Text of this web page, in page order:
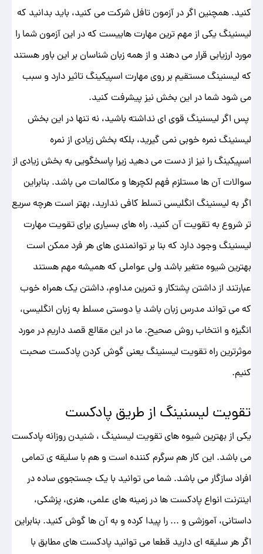
کنید. همچنین اگر در آزمون تافل شرکت می کنید، باید بدانید که
لیسنینگ یکی از مهم ترین مهارت هاییست که در این آزمون شما را
مورد ارزیابی قرار می دهند و از همه زبان شناسان بر این باور هستند
که لیسنینگ مستقیم بر روی مهارت اسپیکینگ تاثیر دارد و سبب
می شود شما در این بخش نیز پیشرفت کنید.
پس اگر لیسنینگ قوی ای نداشته باشید، نه تنها در این بخش
لیسنینگ نمره خوبی نمی گیرید، بلکه بخش زیادی از نمره
اسپیکینگ را نیز از دست می دهید زیرا پاسخگویی به بخش زیادی از
سوالات آن ها مستلزم فهم لکچرها و مکالمات می باشد. بنابراین
اگر به لیسنینگ انگلیسی تسلط کافی ندارید، بهتر است هرچه سریع
تر شروع به تقویت آن کنید. راه های بسیاری برای تقویت مهارت
لیسنینگ وجود دارد که بنا بر توانمندی های هر فرد ممکن است
بهترین شیوه متغیر باشد ولی عواملی که همیشه مهم هستند
عبارتند از داشتن پشتکار و تمرین مداوم، داشتن یک همراه خوب
که می تواند مدرس زبان باشد یا دوستی مسلط به زبان انگلیسی،
انگیزه و انتخاب روش صحیح. ما در این مقالع قصد داریم در مورد
موثرترین راه تقویت لیسنینگ یعنی گوش کردن پادکست صحبت
کنیم.
تقویت لیسنینگ از طریق پادکست
یکی از بهترین شیوه های تقویت لیسنینگ ، شنیدن روزانه پادکست
می باشد. این کار هم سرگرم کننده است و هم با سلیقه ی تمامی
افراد سازگار می باشد. شما می توانید با یک جستجوی ساده در
اینترنت انواع پادکست ها در زمینه های علمی، هنری، پزشکی،
داستانی، آموزشی و ... را پیدا کرده و به آن ها گوش کنید. بنابراین
اگر هر سلیقه ای دارید قطعا می توانید پادکست های مطابق با